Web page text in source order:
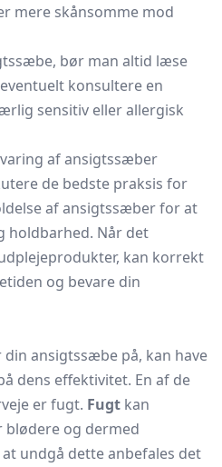
mere skånsomme mod
bør man altid læse
konsultere en
sensitiv eller allergisk
af ansigtssæber
de bedste praksis for
af ansigtssæber for at
holdbarhed. Når det
kan korrekt
og bevare din
ansigtssæbe på, kan have
dens effektivitet. En af de
er fugt. Fugt kan
og dermed
undgå dette anbefales det